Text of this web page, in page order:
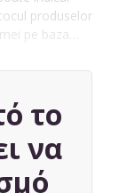
produselor
pe baza…
το
να